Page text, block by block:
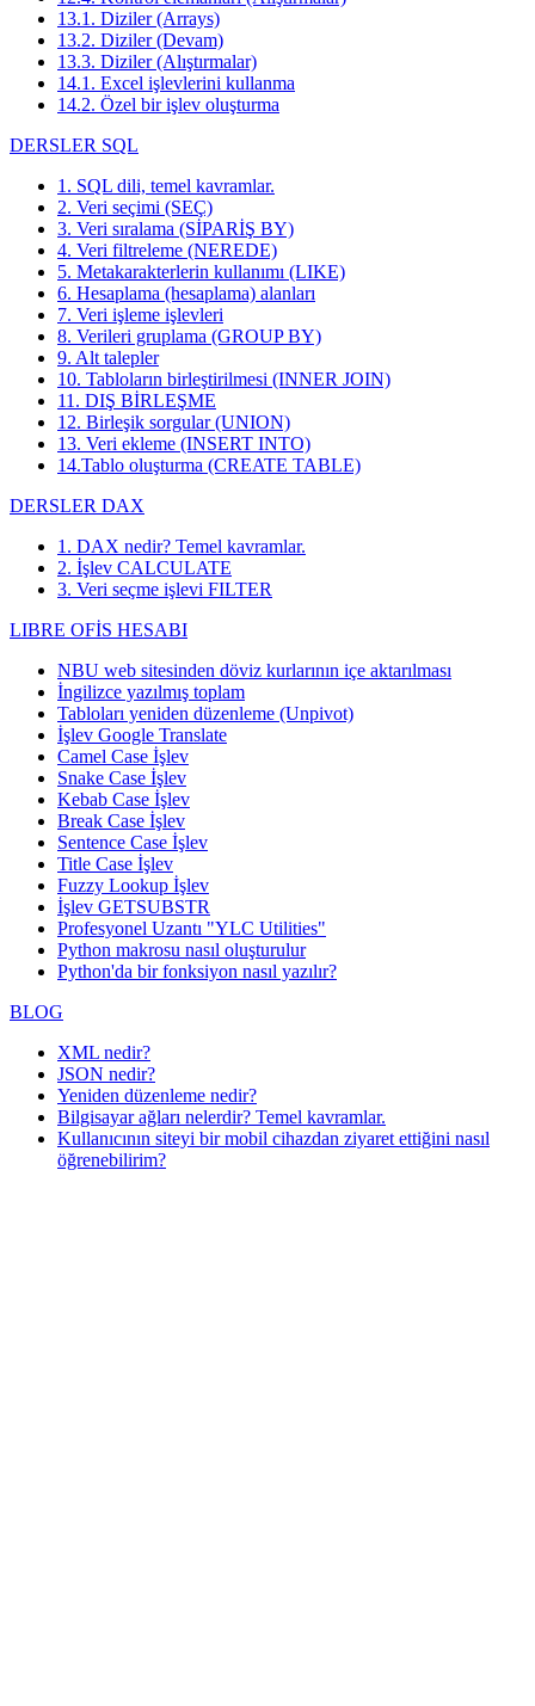
13.1. Diziler (Arrays)
13.2. Diziler (Devam)
13.3. Diziler (Alıştırmalar)
14.1. Excel işlevlerini kullanma
14.2. Özel bir işlev oluşturma
DERSLER SQL
1. SQL dili, temel kavramlar.
2. Veri seçimi (SEÇ)
3. Veri sıralama (SİPARİŞ BY)
4. Veri filtreleme (NEREDE)
5. Metakarakterlerin kullanımı (LIKE)
6. Hesaplama (hesaplama) alanları
7. Veri işleme işlevleri
8. Verileri gruplama (GROUP BY)
9. Alt talepler
10. Tabloların birleştirilmesi (INNER JOIN)
11. DIŞ BİRLEŞME
12. Birleşik sorgular (UNION)
13. Veri ekleme (INSERT INTO)
14.Tablo oluşturma (CREATE TABLE)
DERSLER DAX
1. DAX nedir? Temel kavramlar.
2. İşlev CALCULATE
3. Veri seçme işlevi FILTER
LIBRE OFİS HESABI
NBU web sitesinden döviz kurlarının içe aktarılması
İngilizce yazılmış toplam
Tabloları yeniden düzenleme (Unpivot)
İşlev Google Translate
Camel Case İşlev
Snake Case İşlev
Kebab Case İşlev
Break Case İşlev
Sentence Case İşlev
Title Case İşlev
Fuzzy Lookup İşlev
İşlev GETSUBSTR
Profesyonel Uzantı "YLC Utilities"
Python makrosu nasıl oluşturulur
Python'da bir fonksiyon nasıl yazılır?
BLOG
XML nedir?
JSON nedir?
Yeniden düzenleme nedir?
Bilgisayar ağları nelerdir? Temel kavramlar.
Kullanıcının siteyi bir mobil cihazdan ziyaret ettiğini nasıl
öğrenebilirim?